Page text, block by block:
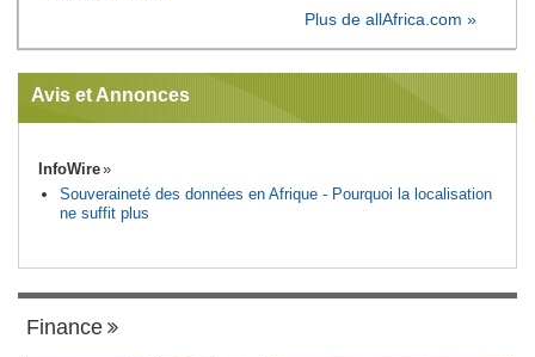
Plus de allAfrica.com »
Avis et Annonces
InfoWire
Souveraineté des données en Afrique - Pourquoi la localisation
ne suffit plus
Finance